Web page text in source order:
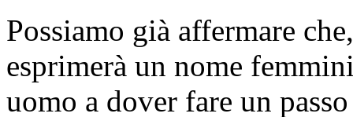
Possiamo già affermare
esprimerà un nome
uomo a dover fare un